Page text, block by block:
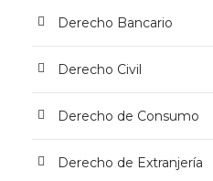
Derecho Bancario
Derecho Civil
Derecho de Consumo
Derecho de Extranjería